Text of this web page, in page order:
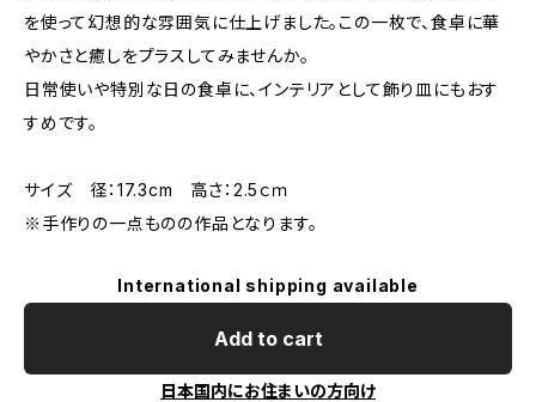
を使って幻想的な雰囲気に仕上げました。この一枚で、食卓に華
やかさと癒しをプラスしてみませんか。
日常使いや特別な日の食卓に、インテリアとして飾り皿にもおす
すめです。
サイズ 径：17.3cm 高さ：2.5ｃｍ
※手作りの一点ものの作品となります。
International shipping available
Add to cart
日本国内にお住まいの方向け